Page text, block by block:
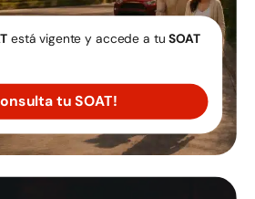
está vigente y accede a tuSOAT
tu SOAT!